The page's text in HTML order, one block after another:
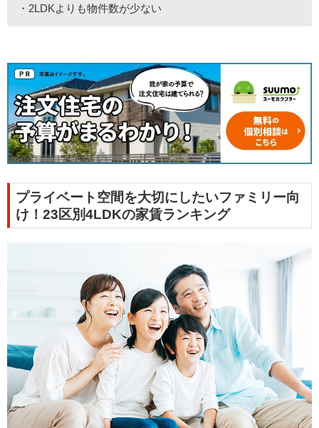
・2LDKよりも物件数が少ない
プライベート空間を大切にしたいファミリー向
け！23区別4LDKの家賃ランキング